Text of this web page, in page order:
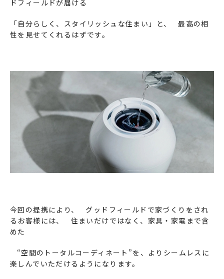
ドフィールドが届ける
「自分らしく、スタイリッシュな住まい」と、 最高の相
性を見せてくれるはずです。
今回の提携により、 グッドフィールドで家づくりをされ
るお客様には、 住まいだけではなく、家具・家電まで含
めた
“空間のトータルコーディネート”を、よりシームレスに
楽しんでいただけるようになります。